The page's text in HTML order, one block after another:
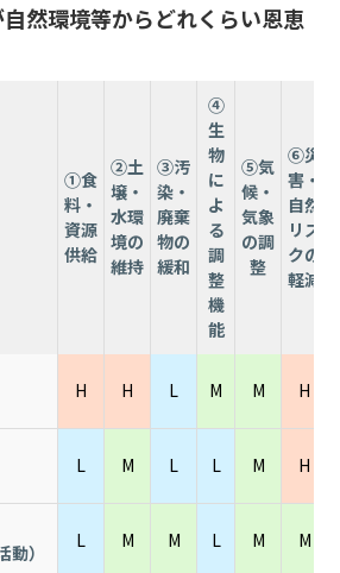
然環境等からどれくらい恩恵
①食
料・
資源
供給
②土
壌・
水環
境の
維持
③汚
染・
廃棄
物の
緩和
④
生
物
に
よ
る
調
整
機
能
⑤気
候・
気象
の調
整
⑥災
害・
自然
リス
クの
軽減
H H L M M H
L M L L M H
動）
L M M L M M